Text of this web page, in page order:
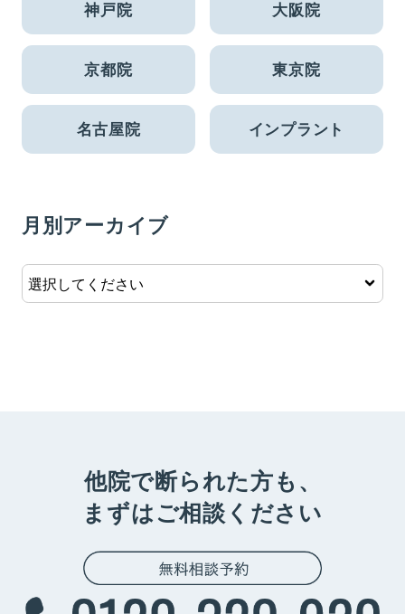
神戸院 大阪院
京都院 東京院
名古屋院 インプラント
月別アーカイブ
他院で断られた方も、
まずはご相談ください